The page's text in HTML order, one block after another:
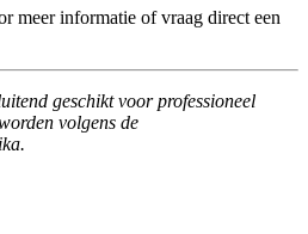
meer informatie of vraag direct een
geschikt voor professioneel
volgens de